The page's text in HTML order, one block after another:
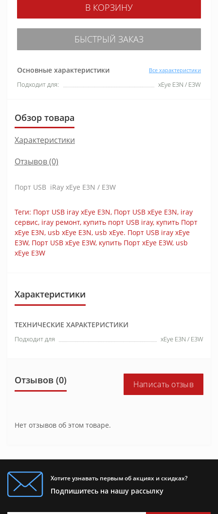
Основные характеристики Все характеристики
Подходит для: xEye E3N / E3W
В КОРЗИНУ
БЫСТРЫЙ ЗАКАЗ
Обзор товара
Характеристики
Отзывов (0)
Порт USB iRay xEye E3N / E3W
Теги: Порт USB iray xEye E3N, Порт USB xEye E3N, iray
сервис, iray ремонт, купить порт USB iray, купить Порт
xEye E3N, usb xEye E3N, usb xEye. Порт USB iray xEye
E3W, Порт USB xEye E3W, купить Порт xEye E3W, usb
xEye E3W
Характеристики
ТЕХНИЧЕСКИЕ ХАРАКТЕРИСТИКИ
Подходит для xEye E3N / E3W
Отзывов (0) Написать отзыв
Нет отзывов об этом товаре.
Хотите узнавать первым об акциях и скидках?
Подпишитесь на нашу рассылку